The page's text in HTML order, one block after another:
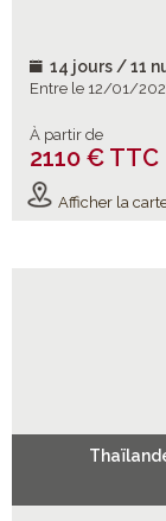
14 jours / 11
Entre le 12/01/
À partir de
2110 € TTC
Afficher la